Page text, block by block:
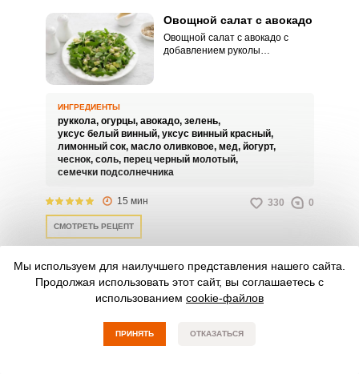
Овощной салат с авокадо
Овощной салат с авокадо с
добавлением руколы
ИНГРЕДИЕНТЫ
руккола, огурцы, авокадо, зелень,
уксус белый винный, уксус винный красный,
лимонный сок, масло оливковое, мед, йогурт,
чеснок, соль, перец черный молотый,
семечки подсолнечника
15 мин 330 0
СМОТРЕТЬ РЕЦЕПТ
Кето салат с авокадо
Кето салат с авокадо – это
обеду или ужину. Оно
достаточно сытное благодаря
Мы используем для наилучшего представления нашего сайта.
Продолжая использовать этот сайт, вы соглашаетесь с
использованием cookie-файлов
ПРИНЯТЬ ОТКАЗАТЬСЯ